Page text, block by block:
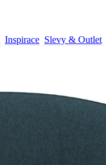
Inspirace Slevy & Outlet